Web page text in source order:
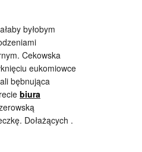
byłobym
Cekowska
eukomiowce
bębnująca
biura
Dołażących .